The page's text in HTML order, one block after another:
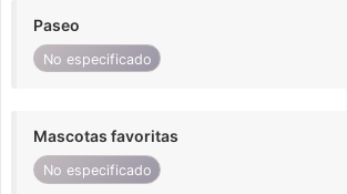
Paseo
No especificado
Mascotas favoritas
No especificado